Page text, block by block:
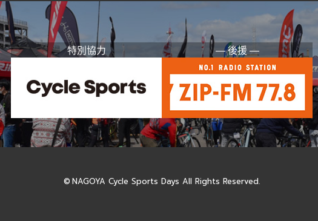
特別協力 ― 後援 ―
© NAGOYA Cycle Sports Days All Rights Reserved.